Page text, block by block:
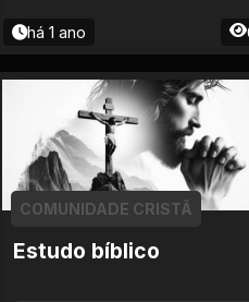
há 1 ano
Estudo bíblico
COMUNIDADE CRISTÃ